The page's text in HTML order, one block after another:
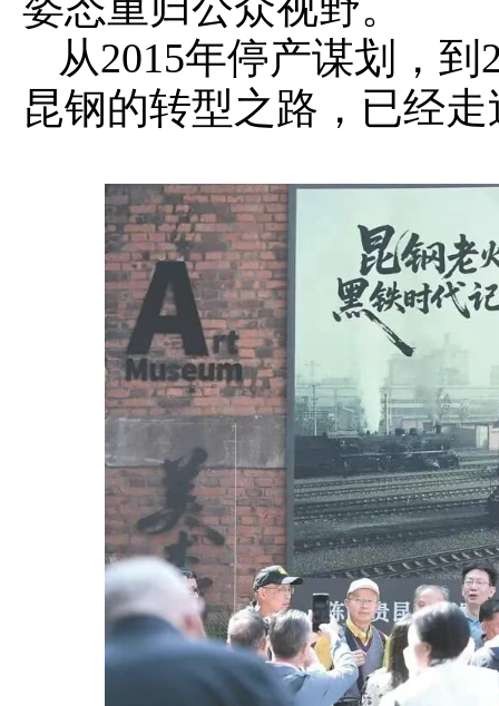
从2015年停产谋划，
昆钢的转型之路，已经